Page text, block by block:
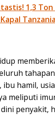
1,3
ibu hamil,
meliputi
penyakit,